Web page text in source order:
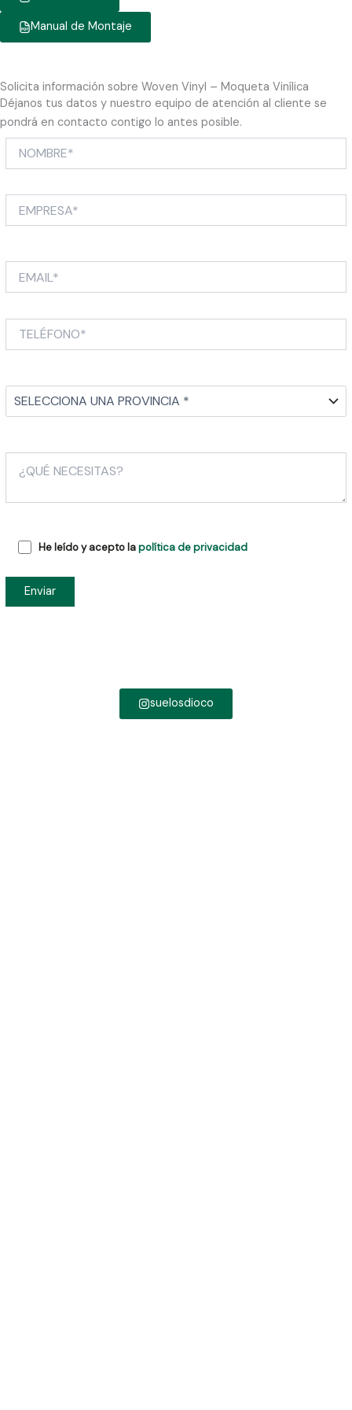
Manual de Montaje
Solicita información sobre Woven Vinyl – Moqueta Vinílica
Déjanos tus datos y nuestro equipo de atención al cliente se
pondrá en contacto contigo lo antes posible.
He leído y acepto lapolítica de privacidad
suelosdioco